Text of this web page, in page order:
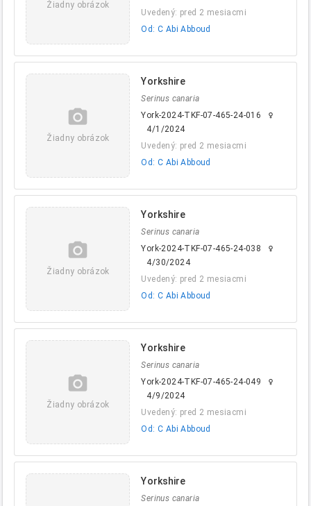
Žiadny obrázok
Uvedený: pred 2 mesiacmi
Od: C Abi Abboud
camera_alt
Žiadny obrázok
Yorkshire
Serinus canaria
York-2024-TKF-07-465-24-016
female
4/1/2024
Uvedený: pred 2 mesiacmi
Od: C Abi Abboud
camera_alt
Žiadny obrázok
Yorkshire
Serinus canaria
York-2024-TKF-07-465-24-038
female
4/30/2024
Uvedený: pred 2 mesiacmi
Od: C Abi Abboud
camera_alt
Žiadny obrázok
Yorkshire
Serinus canaria
York-2024-TKF-07-465-24-049
female
4/9/2024
Uvedený: pred 2 mesiacmi
Od: C Abi Abboud
Yorkshire
Serinus canaria